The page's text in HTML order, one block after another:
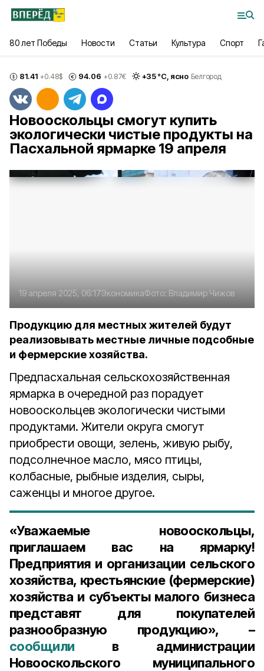
80 лет Победы Новости Статьи Культура Спорт
81.41 +0.48$ 94.06 +0.87€ +35°С, ясно Белгород
Новооскольцы смогут купить
экологически чистые продукты на
Пасхальной ярмарке 19 апреля
19 апреля 2025, 06:17ЭкономикаФото: Владимир Чижов
Продукцию для местных жителей будут
реализовывать местные личные подсобные
и фермерские хозяйства.
Предпасхальная сельскохозяйственная
ярмарка в очередной раз порадует
новооскольцев экологически чистыми
продуктами. Жители округа смогут
приобрести овощи, зелень, живую рыбу,
подсолнечное масло, мясо птицы,
колбасные, рыбные изделия, сыры,
саженцы и многое другое.
«Уважаемые новооскольцы,
приглашаем вас на ярмарку!
Предприятия и организации сельского
хозяйства, крестьянские (фермерские)
хозяйства и субъекты малого бизнеса
представят для покупателей
разнообразную продукцию», –
сообщили в администрации
Новооскольского муниципального